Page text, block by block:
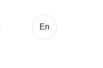
En